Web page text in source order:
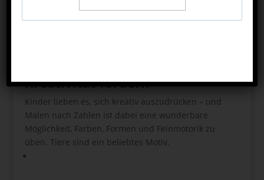
ganz ohne Mehrkosten für dich. Vielen Dank für
deinen Support!
Kreativität fördern
Kinder lieben es, sich kreativ auszudrücken – und
Malen nach Zahlen ist dabei eine wunderbare
Möglichkeit, Farben, Formen und Feinmotorik zu
üben. Tiere sind ein beliebtes Motiv.